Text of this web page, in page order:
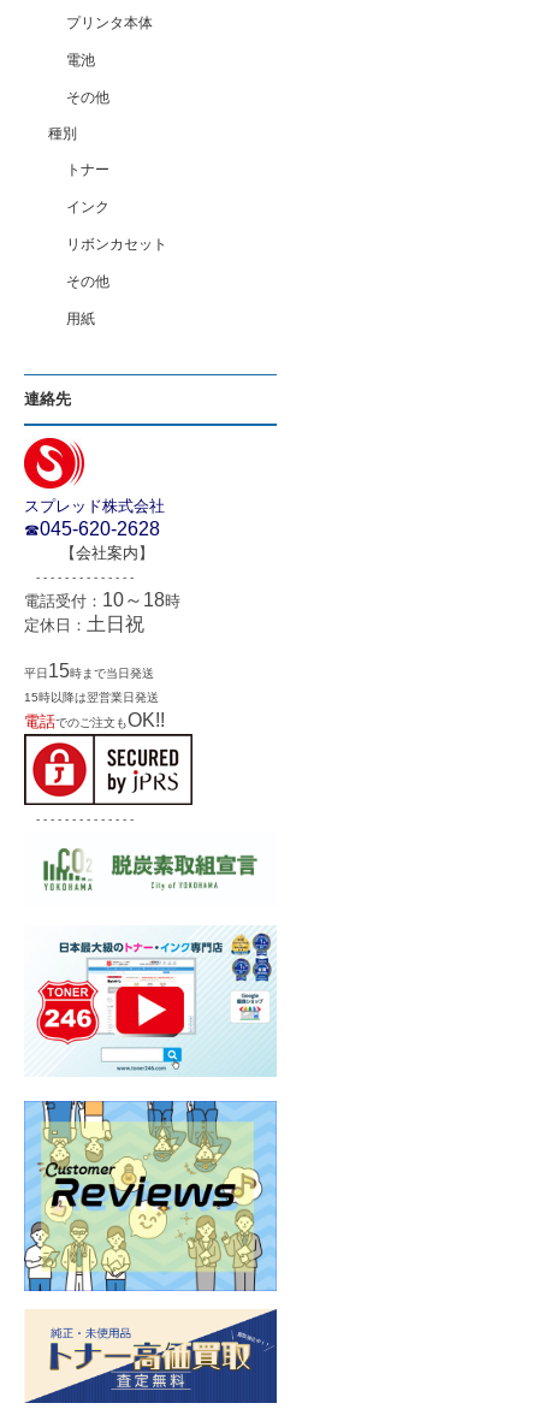
プリンタ本体
電池
その他
種別
トナー
インク
リボンカセット
その他
用紙
連絡先
スプレッド株式会社
☎045-620-2628
【会社案内 】
- - - - - - - - - - - - - -
電話受付： 10～18時
定休日： 土日祝
平日 15時まで当日発送
15時以降は翌営業日発送
電話でのご注文もOK!!
- - - - - - - - - - - - - -